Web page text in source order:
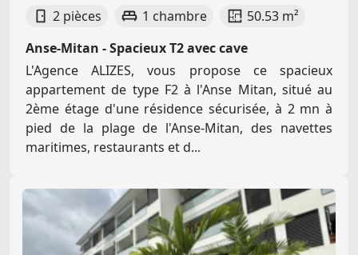
2 pièces 1 chambre
50.53 m²
Anse-Mitan - Spacieux T2 avec cave
L'Agence ALIZES, vous propose ce spacieux
appartement de type F2 à l'Anse Mitan, situé au
2ème étage d'une résidence sécurisée, à 2 mn à
pied de la plage de l'Anse-Mitan, des navettes
maritimes, restaurants et d...